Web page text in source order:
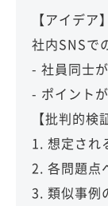
【アイデア】
社内SNSで
- 社員同士
- ポイント
【批判的検
1. 想定され
2. 各問題点
3. 類似事例